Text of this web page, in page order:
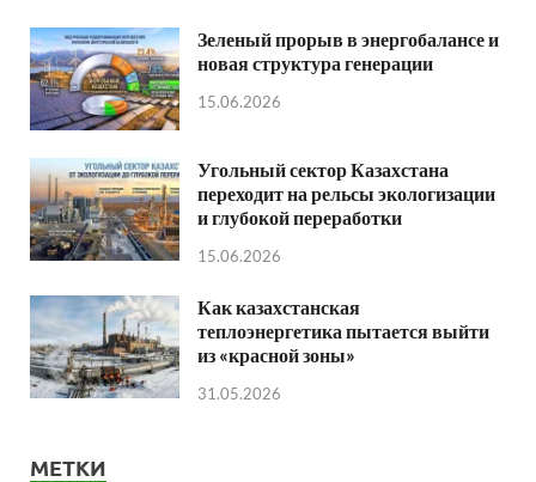
Зеленый прорыв в энергобалансе и
новая структура генерации
15.06.2026
Угольный сектор Казахстана
переходит на рельсы экологизации
и глубокой переработки
15.06.2026
Как казахстанская
теплоэнергетика пытается выйти
из «красной зоны»
31.05.2026
МЕТКИ